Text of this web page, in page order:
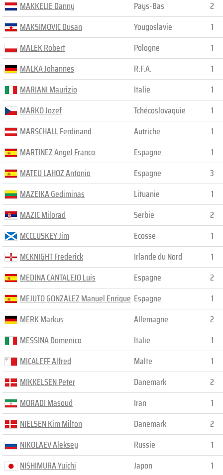
MAKKELIE Danny
MAKSIMOVIC Dusan
MALEK Robert
MALKA Johannes
MARIANI Maurizio
MARKO Jozef
MARSCHALL Ferdinand
MARTINEZ Angel Franco
MATEU LAHOZ Antonio
MAZEIKA Gediminas
MAZIC Milorad
MCCLUSKEY Jim
MCKNIGHT Frederick
MEDINA CANTALEJO Luis
MEJUTO GONZALEZ Manuel Enrique
MERK Markus
MESSINA Domenico
MICALEFF Alfred
MIKKELSEN Peter
MORADI Masoud
NIELSEN Kim Milton
NIKOLAEV Aleksey
NISHIMURA Yuichi
Pays-Bas
2
Yougoslavie
1
Pologne
1
R.F.A.
1
Italie
1
Tchécoslovaquie
1
Autriche
1
Espagne
1
Espagne
3
Lituanie
1
Serbie
2
Ecosse
1
Irlande du Nord
1
Espagne
2
Espagne
1
Allemagne
2
Italie
1
Malte
1
Danemark
2
Iran
1
Danemark
2
Russie
1
Japon
1